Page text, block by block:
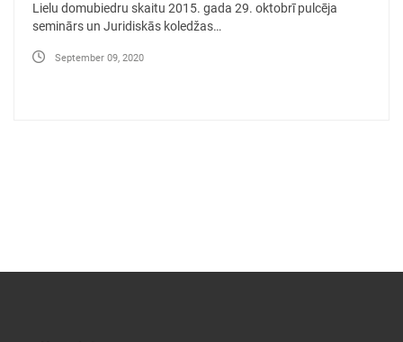
Lielu domubiedru skaitu 2015. gada 29. oktobrī pulcēja
seminārs un Juridiskās koledžas…
September 09, 2020